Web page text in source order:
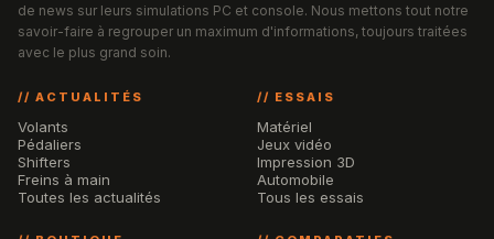
de news sur leurs simulations PC et console. Nous mettons tout notre
savoir-faire à regrouper un maximum d'informations, toujours traitées
avec le plus grand soin.
// ACTUALITÉS
Volants
Pédaliers
Shifters
Freins à main
Toutes les actualités
// ESSAIS
Matériel
Jeux vidéo
Impression 3D
Automobile
Tous les essais